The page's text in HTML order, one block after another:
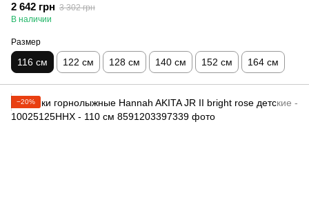
2 642 грн 3 302 грн
В наличии
Размер
116 см 122 см 128 см 140 см 152 см 164 см
−20%